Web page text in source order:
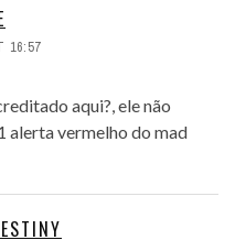
16:57
aqui?, ele não
alerta vermelho do mad